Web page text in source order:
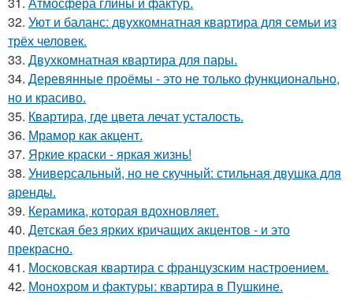
32. Уют и баланс: двухкомнатная квартира для семьи из
трёх человек.
33. Двухкомнатная квартира для пары.
34. Деревянные проёмы - это не только функционально,
но и красиво.
35. Квартира, где цвета лечат усталость.
36. Мрамор как акцент.
37. Яркие краски - яркая жизнь!
38. Универсальный, но не скучный: стильная двушка для
аренды.
39. Керамика, которая вдохновляет.
40. Детская без ярких кричащих акцентов - и это
прекрасно.
41. Московская квартира с французским настроением.
42. Монохром и фактуры: квартира в Пушкине.